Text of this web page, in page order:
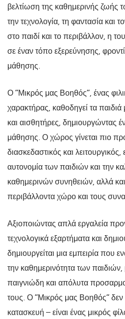
βελτίωση της καθημερινής
την τεχνολογία, τη φαντασία και
στο παιδί και το περιβάλλον, η
σε έναν τόπο εξερεύνησης,
μάθησης.
Ο “Μικρός μας Βοηθός”, ένας
χαρακτήρας, καθοδηγεί τα
και αισθητήρες, δημιουργώντας
μάθησης. Ο χώρος γίνεται πιο
διασκεδαστικός και
αυτονομία των παιδιών και την
καθημερινών συνηθειών, αλλά
περιβάλλοντα χώρο και τους
Αξιοποιώντας απλά εργαλεία
τεχνολογικά εξαρτήματα και
δημιουργείται μια εμπειρία που
την καθημερινότητα των
παιγνιώδη και απόλυτα
τους. Ο “Μικρός μας Βοηθός” δεν
κατασκευή – είναι ένας μικρός